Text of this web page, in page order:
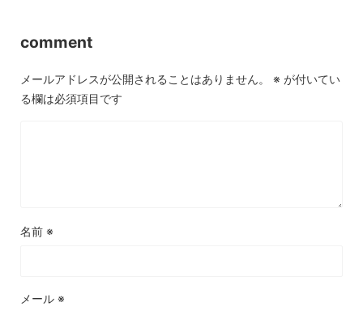
comment
メールアドレスが公開されることはありません。 ※ が付いてい
る欄は必須項目です
名前 ※
メール ※